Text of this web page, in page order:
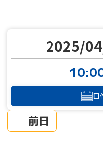
前日
2025/
日